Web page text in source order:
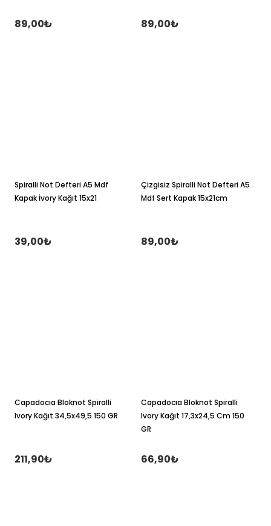
89,00₺ 89,00₺
Spiralli Not Defteri A5 Mdf
Kapak İvory Kağıt 15x21
39,00₺
Çizgisiz Spiralli Not Defteri A5
Mdf Sert Kapak 15x21cm
89,00₺
Capadocıa Bloknot Spiralli
Ivory Kağıt 34,5x49,5 150 GR
211,90₺
Capadocıa Bloknot Spiralli
Ivory Kağıt 17,3x24,5 Cm 150
GR
66,90₺